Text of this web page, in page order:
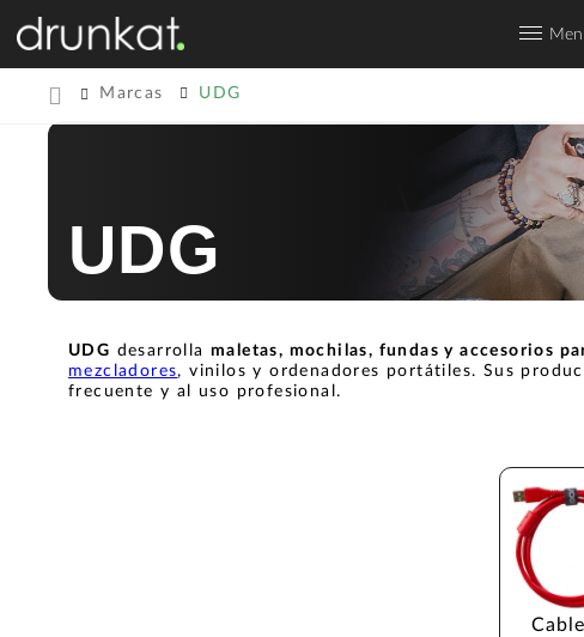
Marcas UDG
UDG
UDG desarrollamaletas, mochilas, fundas y accesorios
mezcladores, vinilos y ordenadores portátiles. Sus
frecuente y al uso profesional.